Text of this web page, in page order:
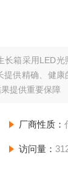
长箱采用LED
供精确、健
提供重要保障
厂商性质：
访问量：